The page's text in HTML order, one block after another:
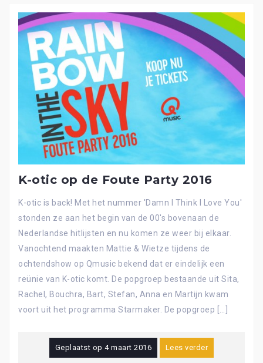
K-otic op de Foute Party 2016
K-otic is back! Met het nummer 'Damn I Think I Love You'
stonden ze aan het begin van de 00's bovenaan de
Nederlandse hitlijsten en nu komen ze weer bij elkaar.
Vanochtend maakten Mattie & Wietze tijdens de
ochtendshow op Qmusic bekend dat er eindelijk een
reünie van K-otic komt. De popgroep bestaande uit Sita,
Rachel, Bouchra, Bart, Stefan, Anna en Martijn kwam
voort uit het programma Starmaker. De popgroep […]
Geplaatst op4 maart 2016 Lees verder